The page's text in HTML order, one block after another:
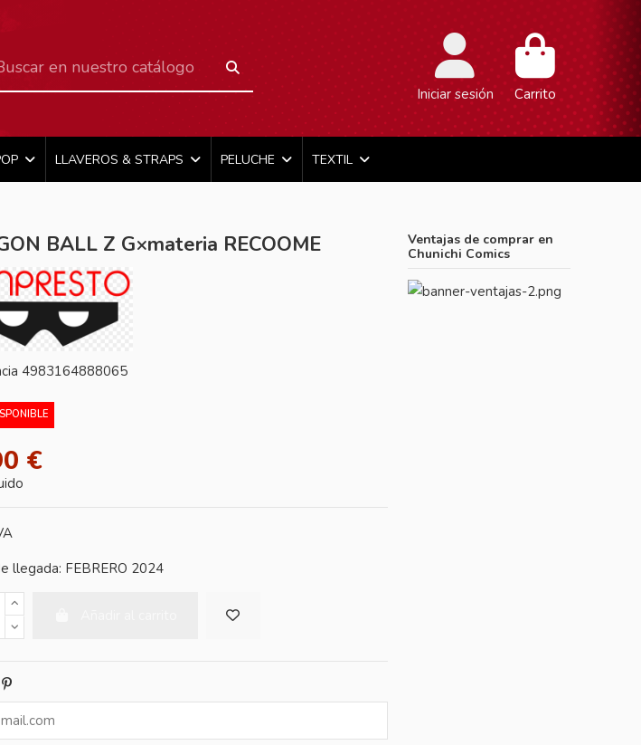
Iniciar sesión Carrito
LLAVEROS & STRAPS PELUCHE TEXTIL
BALL Z G×materia RECOOME
4983164888065
€
llegada: FEBRERO 2024
Ventajas de comprar en
Chunichi Comics